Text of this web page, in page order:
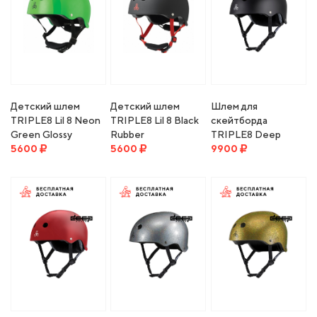
Детский шлем
TRIPLE8 Lil 8 Neon
Green Glossy
5600
Детский шлем
TRIPLE8 Lil 8 Black
Rubber
5600
Шлем для
скейтборда
TRIPLE8 Deep
Cover Helmet
9900